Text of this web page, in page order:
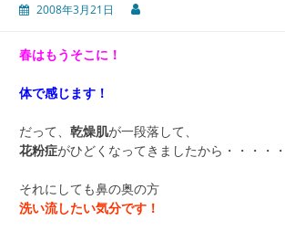
2008年3月21日
春はもうそこに！
体で感じます！
だって、 乾燥肌が一段落して、
花粉症がひどくなってきましたから・・・・・
それにしても鼻の奥の方
洗い流したい気分です！